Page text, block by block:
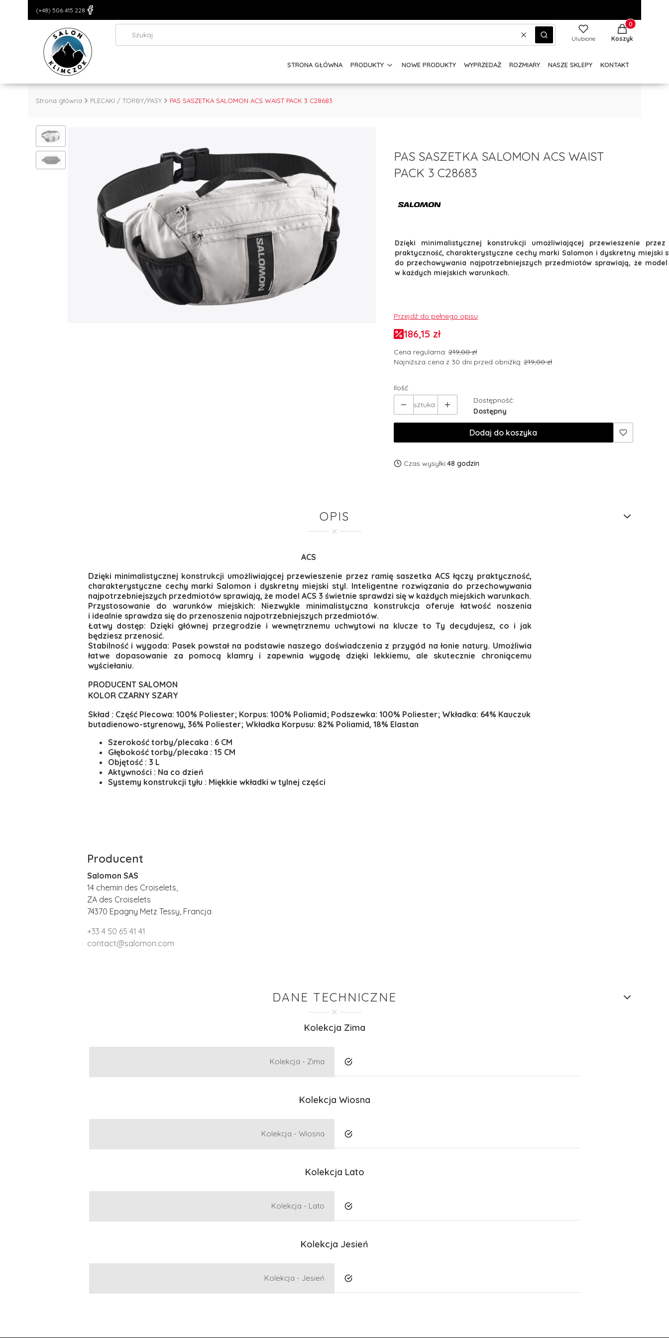
(+48) 506 415 228
WyczyśćSzukaj Ulubione
Produkty w
Koszyk
STRONA GŁÓWNA PRODUKTY NOWE PRODUKTY WYPRZEDAŻ ROZMIARY NASZE SKLEPY KONTAKT
Strona główna PLECAKI / TORBY/PASY PAS SASZETKA SALOMON ACS WAIST PACK 3 C28683
PAS SASZETKA SALOMON ACS WAIST
PACK 3 C28683
Dzięki minimalistycznej konstrukcji umożliwiającej przewieszenie
praktyczność, charakterystyczne cechy marki Salomon i dyskretny miejski
do przechowywania najpotrzebniejszych przedmiotów sprawiają, że
w każdych miejskich warunkach.
Przejdź do pełnego opisu
186,15 zł
Cena regularna: 219,00 zł
Najniższa cena z 30 dni przed obniżką: 219,00 zł
Ilość
sztuka
Dostępność:
Dostępny
Dodaj do koszyka
Czas wysyłki:48 godzin
OPIS
ACS
Dzięki minimalistycznej konstrukcji umożliwiającej przewieszenie przez ramię saszetka ACS łączy praktyczność,
charakterystyczne cechy marki Salomon i dyskretny miejski styl. Inteligentne rozwiązania do przechowywania
najpotrzebniejszych przedmiotów sprawiają, że model ACS 3 świetnie sprawdzi się w każdych miejskich warunkach.
Przystosowanie do warunków miejskich: Niezwykle minimalistyczna konstrukcja oferuje łatwość noszenia
i idealnie sprawdza się do przenoszenia najpotrzebniejszych przedmiotów.
Łatwy dostęp: Dzięki głównej przegrodzie i wewnętrznemu uchwytowi na klucze to Ty decydujesz, co i jak
będziesz przenosić.
Stabilność i wygoda: Pasek powstał na podstawie naszego doświadczenia z przygód na łonie natury. Umożliwia
łatwe dopasowanie za pomocą klamry i zapewnia wygodę dzięki lekkiemu, ale skutecznie chroniącemu
wyściełaniu.
PRODUCENT SALOMON
KOLOR CZARNY SZARY
Skład : Część Plecowa: 100% Poliester; Korpus: 100% Poliamid; Podszewka: 100% Poliester; Wkładka: 64% Kauczuk
butadienowo-styrenowy, 36% Poliester; Wkładka Korpusu: 82% Poliamid, 18% Elastan
Szerokość torby/plecaka : 6 CM
Głębokość torby/plecaka : 15 CM
Objętość : 3 L
Aktywności : Na co dzień
Systemy konstrukcji tyłu : Miękkie wkładki w tylnej części
Producent
Salomon SAS
14 chemin des Croiselets,
ZA des Croiselets
74370 Epagny Metz Tessy, Francja
+33 4 50 65 41 41
contact@salomon.com
DANE TECHNICZNE
Kolekcja Zima
Kolekcja - Zima Tak
Kolekcja Wiosna
Kolekcja - Wiosna Tak
Kolekcja Lato
Kolekcja - Lato Tak
Kolekcja Jesień
Kolekcja - Jesień Tak